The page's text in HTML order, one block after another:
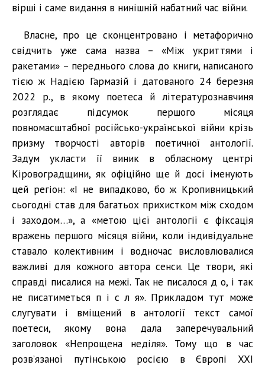
вірші і саме видання в нинішній набатний час війни.
Власне, про це сконцентровано і метафорично
свідчить уже сама назва – «Між укриттями і
ракетами» – переднього слова до книги, написаного
тією ж Надією Гармазій і датованого 24 березня
2022 р., в якому поетеса й літературознавчиня
розглядає підсумок першого місяця
повномасштабної російсько-української війни крізь
призму творчості авторів поетичної антології.
Задум укласти її виник в обласному центрі
Кіровоградщини, як офіційно ще й досі іменують
цей регіон: «І не випадково, бо ж Кропивницький
сьогодні став для багатьох прихистком між сходом
і заходом…», а «метою цієї антології є фіксація
вражень першого місяця війни, коли індивідуальне
ставало колективним і водночас висловлювалися
важливі для кожного автора сенси. Це твори, які
справді писалися на межі. Так не писалося д о, і так
не писатиметься п і с л я». Прикладом тут може
слугувати і вміщений в антології текст самої
поетеси, якому вона дала заперечувальний
заголовок «Непрощена неділя». Тому що в час
розв’язаної путінською росією в Європі XXI